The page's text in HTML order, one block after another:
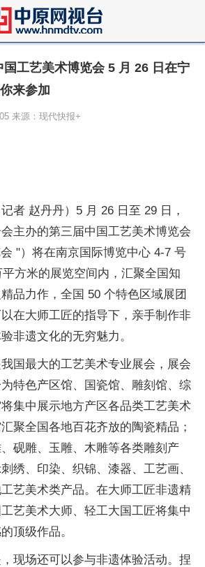
工艺美术博览会 5 月 26 日在宁
来参加
来源：现代快报+
者 赵丹丹）5 月 26 日至 29 日，
主办的第三届中国工艺美术博览会
会 "）将在南京国际博览中心 4-7 号
方米的展览空间内，汇聚全国知
品力作，全国 50 个特色区域展团
在大师工匠的指导下，亲手制作非
非遗文化的无穷魅力。
国最大的工艺美术专业展会，展会
特色产区馆、国瓷馆、雕刻馆、综
集中展示地方产区各品类工艺美术
聚全国各地百花齐放的陶瓷精品；
砚雕、玉雕、木雕等各类雕刻产
绣、印染、织锦、漆器、工艺画、
艺美术类产品。在大师工匠非遗精
艺美术大师、轻工大国工匠将集中
顶级作品。
现场还可以参与非遗体验活动。捏